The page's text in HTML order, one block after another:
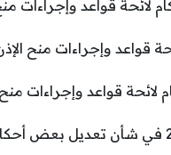
بعض أحكام لائحة قواعد
لائحة قواعد وإجراءات
بعض أحكام لائحة قواعد
الهيئة العامة للقوى العاملة قرار رقم 435 لسنة